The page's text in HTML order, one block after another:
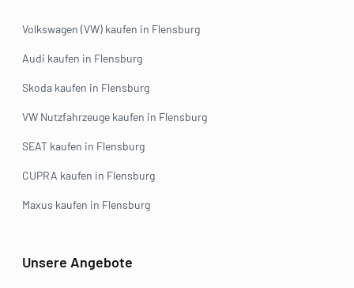
Volkswagen (VW) kaufen in Flensburg
Audi kaufen in Flensburg
Skoda kaufen in Flensburg
VW Nutzfahrzeuge kaufen in Flensburg
SEAT kaufen in Flensburg
CUPRA kaufen in Flensburg
Maxus kaufen in Flensburg
Unsere Angebote